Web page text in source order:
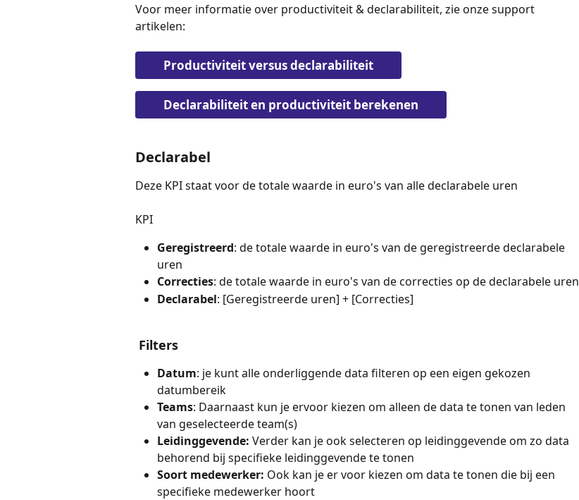
Voor meer informatie over productiviteit & declarabiliteit, zie onze support
artikelen:
Productiviteit versus declarabiliteit
Declarabiliteit en productiviteit berekenen
Declarabel
Deze KPI staat voor de totale waarde in euro's van alle declarabele uren
KPI
Geregistreerd: de totale waarde in euro's van de geregistreerde declarabele
uren
Correcties: de totale waarde in euro's van de correcties op de declarabele uren
Declarabel: [Geregistreerde uren] + [Correcties]
Filters
Datum: je kunt alle onderliggende data filteren op een eigen gekozen
datumbereik
Teams: Daarnaast kun je ervoor kiezen om alleen de data te tonen van leden
van geselecteerde team(s)
Leidinggevende: Verder kan je ook selecteren op leidinggevende om zo data
behorend bij specifieke leidinggevende te tonen
Soort medewerker: Ook kan je er voor kiezen om data te tonen die bij een
specifieke medewerker hoort